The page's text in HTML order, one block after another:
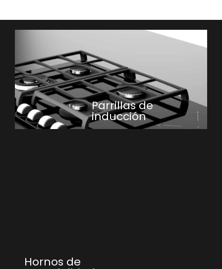
Parrillas de
inducción
Hornos de